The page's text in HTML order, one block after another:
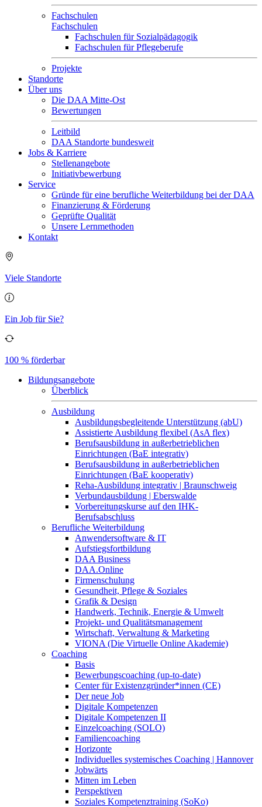
Fachschulen
Fachschulen
Fachschulen für Sozialpädagogik
Fachschulen für Pflegeberufe
Projekte
Standorte
Über uns
Die DAA Mitte-Ost
Bewertungen
Leitbild
DAA Standorte bundesweit
Jobs & Karriere
Stellenangebote
Initiativbewerbung
Service
Gründe für eine berufliche Weiterbildung bei der DAA
Finanzierung & Förderung
Geprüfte Qualität
Unsere Lernmethoden
Kontakt
Viele Standorte
Ein Job für Sie?
100 % förderbar
Bildungsangebote
Überblick
Ausbildung
Ausbildungsbegleitende Unterstützung (abU)
Assistierte Ausbildung flexibel (AsA flex)
Berufsausbildung in außerbetrieblichen
Einrichtungen (BaE integrativ)
Berufsausbildung in außerbetrieblichen
Einrichtungen (BaE kooperativ)
Reha-Ausbildung integrativ | Braunschweig
Verbundausbildung | Eberswalde
Vorbereitungskurse auf den IHK-
Berufsabschluss
Berufliche Weiterbildung
Anwendersoftware & IT
Aufstiegsfortbildung
DAA Business
DAA.Online
Firmenschulung
Gesundheit, Pflege & Soziales
Grafik & Design
Handwerk, Technik, Energie & Umwelt
Projekt- und Qualitätsmanagement
Wirtschaft, Verwaltung & Marketing
VIONA (Die Virtuelle Online Akademie)
Coaching
Basis
Bewerbungscoaching (up-to-date)
Center für Existenzgründer*innen (CE)
Der neue Job
Digitale Kompetenzen
Digitale Kompetenzen II
Einzelcoaching (SOLO)
Familiencoaching
Horizonte
Individuelles systemisches Coaching | Hannover
Jobwärts
Mitten im Leben
Perspektiven
Soziales Kompetenztraining (SoKo)